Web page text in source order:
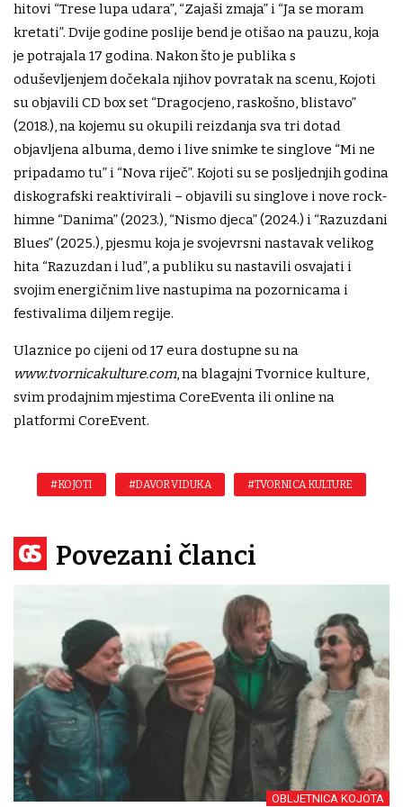
hitovi “Trese lupa udara”, “Zajaši zmaja” i “Ja se moram
kretati”. Dvije godine poslije bend je otišao na pauzu, koja
je potrajala 17 godina. Nakon što je publika s
oduševljenjem dočekala njihov povratak na scenu, Kojoti
su objavili CD box set “Dragocjeno, raskošno, blistavo”
(2018.), na kojemu su okupili reizdanja sva tri dotad
objavljena albuma, demo i live snimke te singlove “Mi ne
pripadamo tu” i “Nova riječ”. Kojoti su se posljednjih godina
diskografski reaktivirali – objavili su singlove i nove rock-
himne “Danima” (2023.), “Nismo djeca” (2024.) i “Razuzdani
Blues” (2025.), pjesmu koja je svojevrsni nastavak velikog
hita “Razuzdan i lud”, a publiku su nastavili osvajati i
svojim energičnim live nastupima na pozornicama i
festivalima diljem regije.
Ulaznice po cijeni od 17 eura dostupne su na
www.tvornicakulture.com, na blagajni Tvornice kulture,
svim prodajnim mjestima CoreEventa ili online na
platformi CoreEvent.
#KOJOTI #DAVOR VIDUKA #TVORNICA KULTURE
Povezani članci
OBLJETNICA KOJOTA